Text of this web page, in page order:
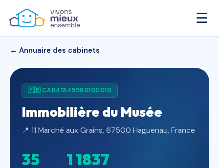
☰
← Annuaire des cabinets
🇫🇷 CAB41345980100010
Immobilière du Musée
📍 11 Marché aux Grains, 67500 Haguenau, France
35 1 1837